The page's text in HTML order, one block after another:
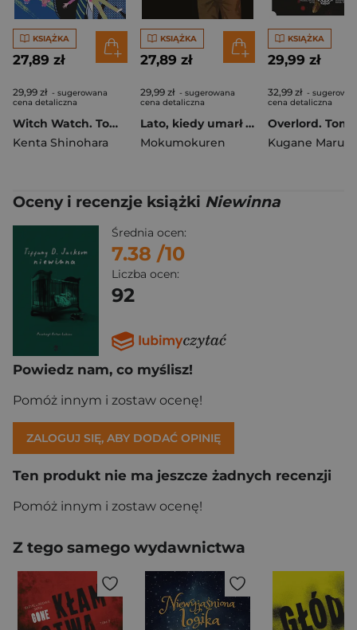
KSIĄŻKA
27,89 zł
29,99 zł - sugerowana
cena detaliczna
Witch Watch. Tom 12
Kenta Shinohara
KSIĄŻKA
27,89 zł
29,99 zł - sugerowana
cena detaliczna
Lato, kiedy umarł Hikaru. Tom 7
Mokumokuren
KSIĄŻKA
29,99 zł
32,99 zł -
cena detaliczna
Overlord. Tom
Oceny i recenzje książki Niewinna
Średnia ocen:
7.38 /10
Liczba ocen:
92
Powiedz nam, co myślisz!
Pomóż innym i zostaw ocenę!
ZALOGUJ SIĘ, ABY DODAĆ OPINIĘ
Ten produkt nie ma jeszcze żadnych recenzji
Pomóż innym i zostaw ocenę!
Z tego samego wydawnictwa